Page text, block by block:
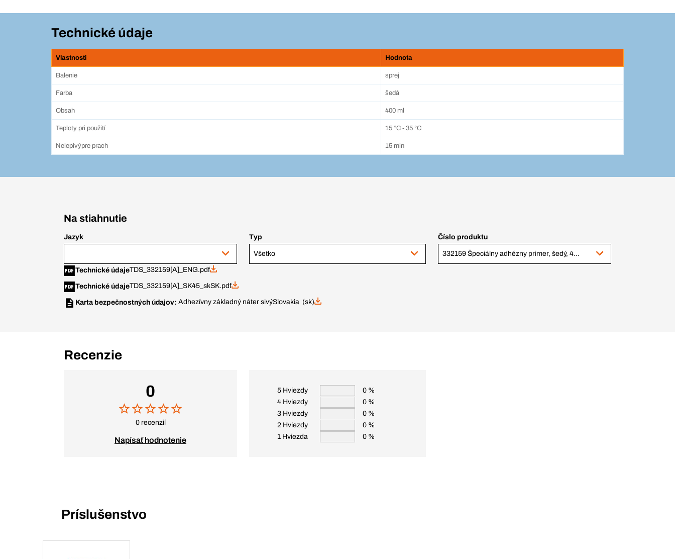
Technické údaje
Vlastnosti Hodnota
Balenie sprej
Farba šedá
Obsah 400 ml
Teploty pri použití 15 °C - 35 °C
Nelepivýpre prach 15 min
Na stiahnutie
Jazyk Typ
Všetko
Číslo produktu
332159 Špeciálny adhézny primer, šedý, 400 ml sprej
Technické údajeTDS_332159[A]_ENG.pdf
Technické údajeTDS_332159[A]_SK45_skSK.pdf
Karta bezpečnostných údajov:Adhezívny základný náter sivýSlovakia (sk)
Recenzie
0
0 recenzií
Napísať hodnotenie
5 Hviezdy
0 %
4 Hviezdy
0 %
3 Hviezdy
0 %
2 Hviezdy
0 %
1 Hviezda
0 %
Príslušenstvo